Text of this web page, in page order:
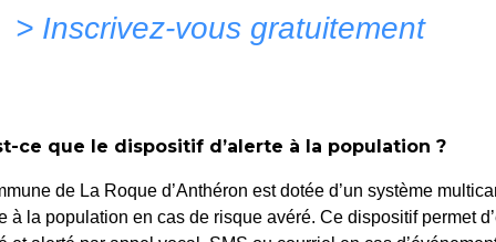
D'ANTHERON
> Inscrivez-vous gratuitement
ce que le dispositif d’alerte à la population ?
de La Roque d’Anthéron est dotée d’un système
à la population en cas de risque avéré. Ce dispositif permet